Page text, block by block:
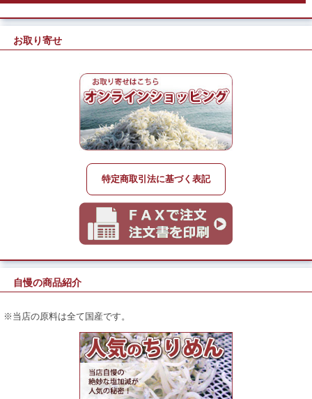
お取り寄せ
特定商取引法に基づく表記
自慢の商品紹介
※当店の原料は全て国産です。